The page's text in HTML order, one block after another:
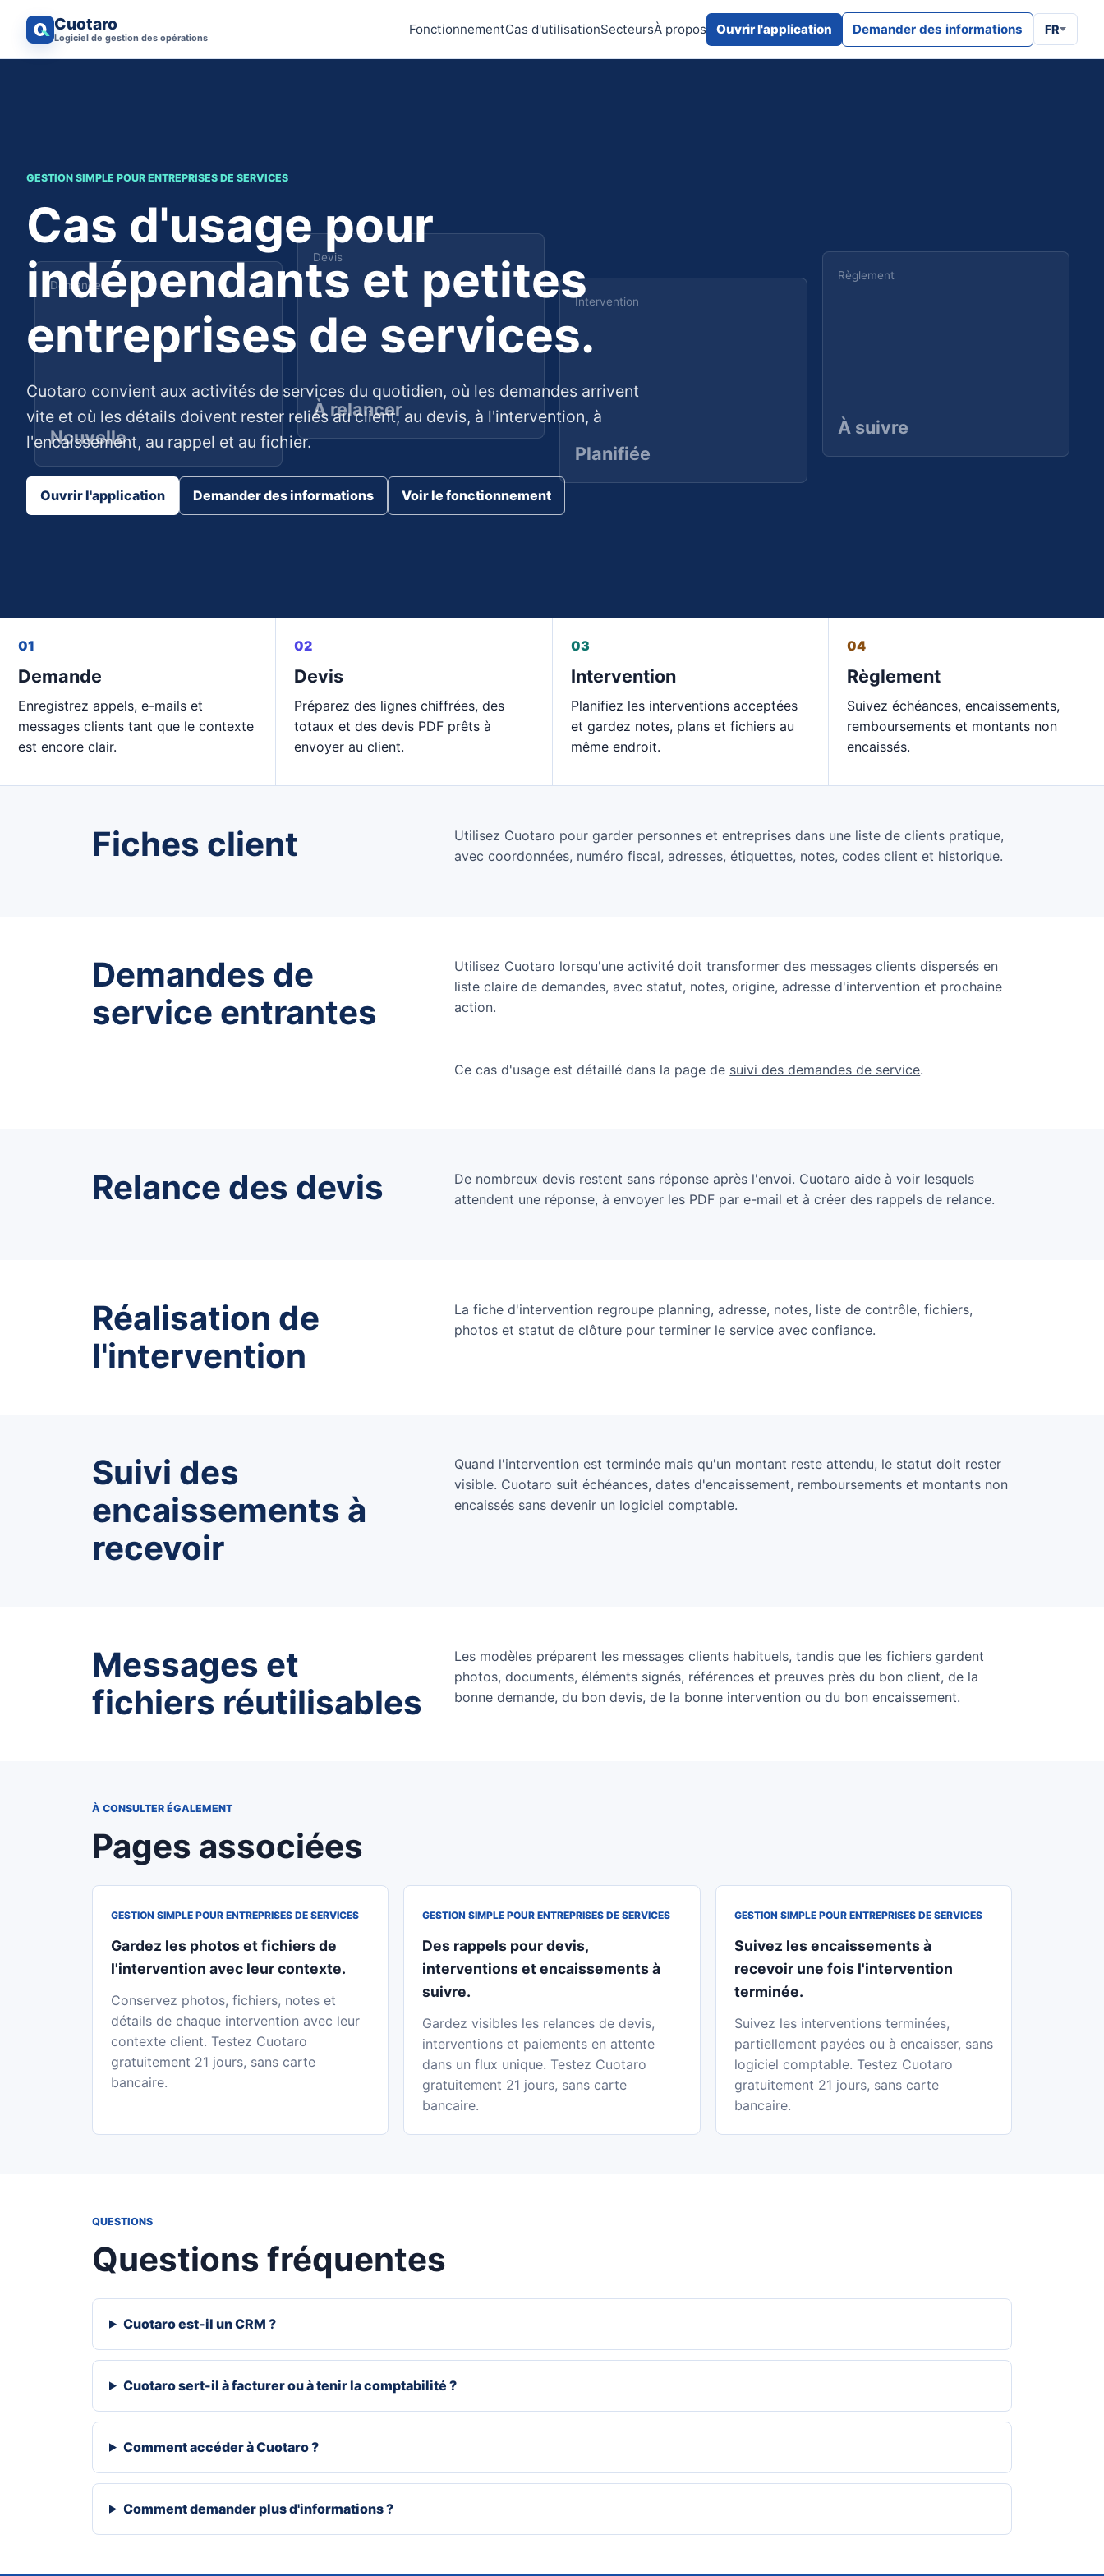
Cuotaro
Logiciel de gestion des opérations
FonctionnementCas d'utilisationSecteursÀ propos Ouvrir l'application Demander des informations FR
Demande
Nouvelle
Devis
À relancer
Intervention
Planifiée
Règlement
À suivre
GESTION SIMPLE POUR ENTREPRISES DE SERVICES
Cas d'usage pour
indépendants et petites
entreprises de services.
Cuotaro convient aux activités de services du quotidien, où les demandes arrivent
vite et où les détails doivent rester reliés au client, au devis, à l'intervention, à
l'encaissement, au rappel et au fichier.
Ouvrir l'application Demander des informations Voir le fonctionnement
01
Demande
Enregistrez appels, e-mails et
messages clients tant que le contexte
est encore clair.
02
Devis
Préparez des lignes chiffrées, des
totaux et des devis PDF prêts à
envoyer au client.
03
Intervention
Planifiez les interventions acceptées
et gardez notes, plans et fichiers au
même endroit.
04
Règlement
Suivez échéances, encaissements,
remboursements et montants non
encaissés.
Fiches client
Utilisez Cuotaro pour garder personnes et entreprises dans une liste de clients pratique,
avec coordonnées, numéro fiscal, adresses, étiquettes, notes, codes client et historique.
Demandes de
service entrantes
Utilisez Cuotaro lorsqu'une activité doit transformer des messages clients dispersés en
liste claire de demandes, avec statut, notes, origine, adresse d'intervention et prochaine
action.
Ce cas d'usage est détaillé dans la page de suivi des demandes de service.
Relance des devis
De nombreux devis restent sans réponse après l'envoi. Cuotaro aide à voir lesquels
attendent une réponse, à envoyer les PDF par e-mail et à créer des rappels de relance.
Réalisation de
l'intervention
La fiche d'intervention regroupe planning, adresse, notes, liste de contrôle, fichiers,
photos et statut de clôture pour terminer le service avec confiance.
Suivi des
encaissements à
recevoir
Quand l'intervention est terminée mais qu'un montant reste attendu, le statut doit rester
visible. Cuotaro suit échéances, dates d'encaissement, remboursements et montants non
encaissés sans devenir un logiciel comptable.
Messages et
fichiers réutilisables
Les modèles préparent les messages clients habituels, tandis que les fichiers gardent
photos, documents, éléments signés, références et preuves près du bon client, de la
bonne demande, du bon devis, de la bonne intervention ou du bon encaissement.
À CONSULTER ÉGALEMENT
Pages associées
GESTION SIMPLE POUR ENTREPRISES DE SERVICES
Gardez les photos et fichiers de
l'intervention avec leur contexte.
Conservez photos, fichiers, notes et
détails de chaque intervention avec leur
contexte client. Testez Cuotaro
gratuitement 21 jours, sans carte
bancaire.
GESTION SIMPLE POUR ENTREPRISES DE SERVICES
Des rappels pour devis,
interventions et encaissements à
suivre.
Gardez visibles les relances de devis,
interventions et paiements en attente
dans un flux unique. Testez Cuotaro
gratuitement 21 jours, sans carte
bancaire.
GESTION SIMPLE POUR ENTREPRISES DE SERVICES
Suivez les encaissements à
recevoir une fois l'intervention
terminée.
Suivez les interventions terminées,
partiellement payées ou à encaisser, sans
logiciel comptable. Testez Cuotaro
gratuitement 21 jours, sans carte
bancaire.
QUESTIONS
Questions fréquentes
Cuotaro est-il un CRM ?
Cuotaro sert-il à facturer ou à tenir la comptabilité ?
Comment accéder à Cuotaro ?
Comment demander plus d'informations ?